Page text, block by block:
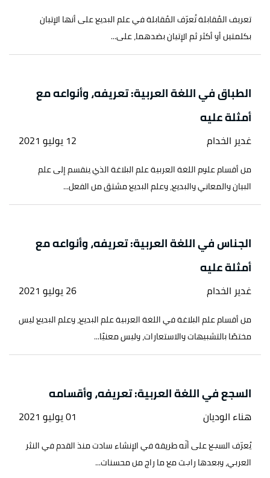
تعريف المُقابلة تُعرّف المُقابلة في علم البديع على أنها الإتيان
بكلمتين أو أكثر ثم الإتيان بضدهما، على...
الطباق في اللغة العربية: تعريفه، وأنواعه مع
أمثلة عليه
غدير الخدام 12 يوليو 2021
من أقسام علوم اللغة العربية علم البلاغة الذي ينقسم إلى علم
البيان والمعاني والبديع، وعلم البديع مشتق من الفعل...
الجناس في اللغة العربية: تعريفه، وأنواعه مع
أمثلة عليه
غدير الخدام 26 يوليو 2021
من أقسام علم البلاغة في اللغة العربية علم البديع، وعلم البديع ليس
مختصًا بالتشبيهات والاستعارات، وليس معنيًا...
السجع في اللغة العربية: تعريفه، وأقسامه
هناء الوديان 01 يوليو 2021
يُعرّف السجع على أنّه طریقة في الإنشاء سادت منذ القدم في النثر
العربي، وبعدها راجت مع ما راج من محسنات...